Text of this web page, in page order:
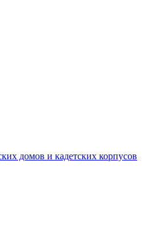
домов и кадетских корпусов